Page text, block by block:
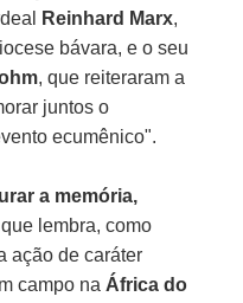
Reinhard Marx,
bávara, e o seu
, que reiteraram a
juntos o
ecumênico".
a memória,
que lembra, como
ação de caráter
campo na África do